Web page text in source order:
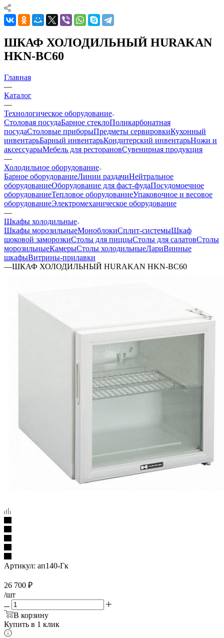
ШКАФ ХОЛОДИЛЬНЫЙ HURAKAN
HKN-BC60
Главная
—
Каталог
—
Технологическое оборудование
Столовая посудаБарное стеклоПоликарбонатная
посудаСтоловые приборыПредметы сервировкиКухонный
инвентарьБарный инвентарьКондитерский инвентарьНожи и
аксессуарыМебель для ресторановСувенирная продукция
—
Холодильное оборудование
Барное оборудованиеЛинии раздачиНейтральное
оборудованиеОборудование для фаст-фудаПосудомоечное
оборудованиеТепловое оборудованиеУпаковочное и весовое
оборудованиеЭлектромеханическое оборудование
—
Шкафы холодильные
Шкафы морозильныеМоноблокиСплит-системыШкаф
шоковой заморозкиСтолы для пиццыСтолы для салатовСтолы
морозильныеКамерыСтолы холодильныеЛариВинные
шкафыВитрины-прилавки
—ШКАФ ХОЛОДИЛЬНЫЙ HURAKAN HKN-BC60
Артикул: ап140-Гк
26 700 ₽
/шт
В корзину
Купить в 1 клик